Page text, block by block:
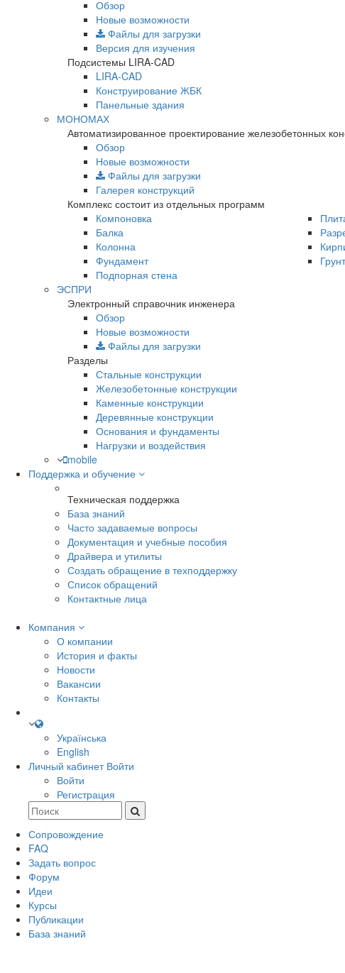
Обзор
Новые возможности
Файлы для загрузки
Версия для изучения
Подсистемы LIRA-CAD
LIRA-CAD
Конструирование ЖБК
Панельные здания
МОНОМАХ
Автоматизированное проектирование железобетонных
Обзор
Новые возможности
Файлы для загрузки
Галерея конструкций
Комплекс состоит из отдельных программ
Компоновка
Балка
Колонна
Фундамент
Подпорная стена
Грунт
ЭСПРИ
Электронный справочник инженера
Обзор
Новые возможности
Файлы для загрузки
Разделы
Стальные конструкции
Железобетонные конструкции
Каменные конструкции
Деревянные конструкции
Основания и фундаменты
Нагрузки и воздействия
mobile
Поддержка и обучение
Техническая поддержка
База знаний
Часто задаваемые вопросы
Документация и учебные пособия
Драйвера и утилиты
Создать обращение в техподдержку
Список обращений
Контактные лица
Компания
О компании
История и факты
Новости
Вакансии
Контакты
Українська
English
Личный кабинет Войти
Войти
Регистрация
Сопровождение
FAQ
Задать вопрос
Форум
Идеи
Курсы
Публикации
База знаний